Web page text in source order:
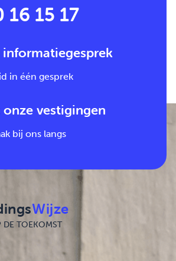
16 15 17
informatiegesprek
in één gesprek
onze vestigingen
bij ons langs
Wijze
TOEKOMST